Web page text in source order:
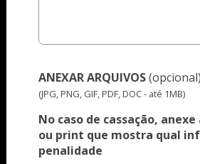
ANEXAR ARQUIVOS(opcional)
(JPG, PNG, GIF, PDF, DOC - até 1MB)
No caso de cassação,
ou print que mostra qual
penalidade